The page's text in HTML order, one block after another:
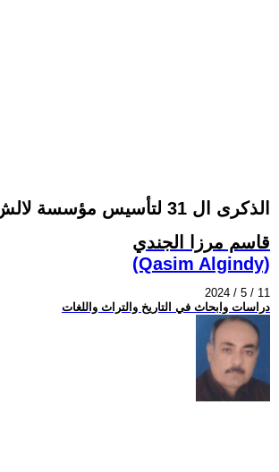
الذكرى ال 31 لتأسيس مؤسسة لالش
قاسم مرزا الجندي
(Qasim Algindy)
2024 / 5 / 11
دراسات وابحاث في التاريخ والتراث واللغات